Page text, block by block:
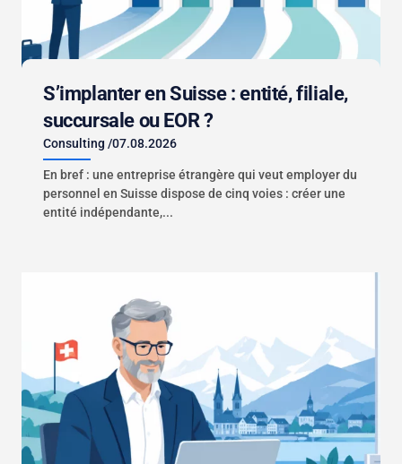
S’implanter en Suisse : entité, filiale,
succursale ou EOR ?
Consulting /07.08.2026
En bref : une entreprise étrangère qui veut employer du
personnel en Suisse dispose de cinq voies : créer une
entité indépendante,...